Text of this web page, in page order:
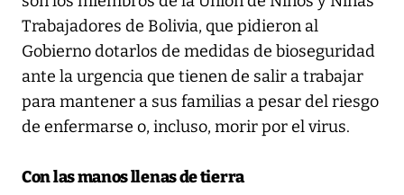
Trabajadores de Bolivia, que pidieron al
Gobierno dotarlos de medidas de bioseguridad
ante la urgencia que tienen de salir a trabajar
para mantener a sus familias a pesar del riesgo
de enfermarse o, incluso, morir por el virus.
Con las manos llenas de tierra